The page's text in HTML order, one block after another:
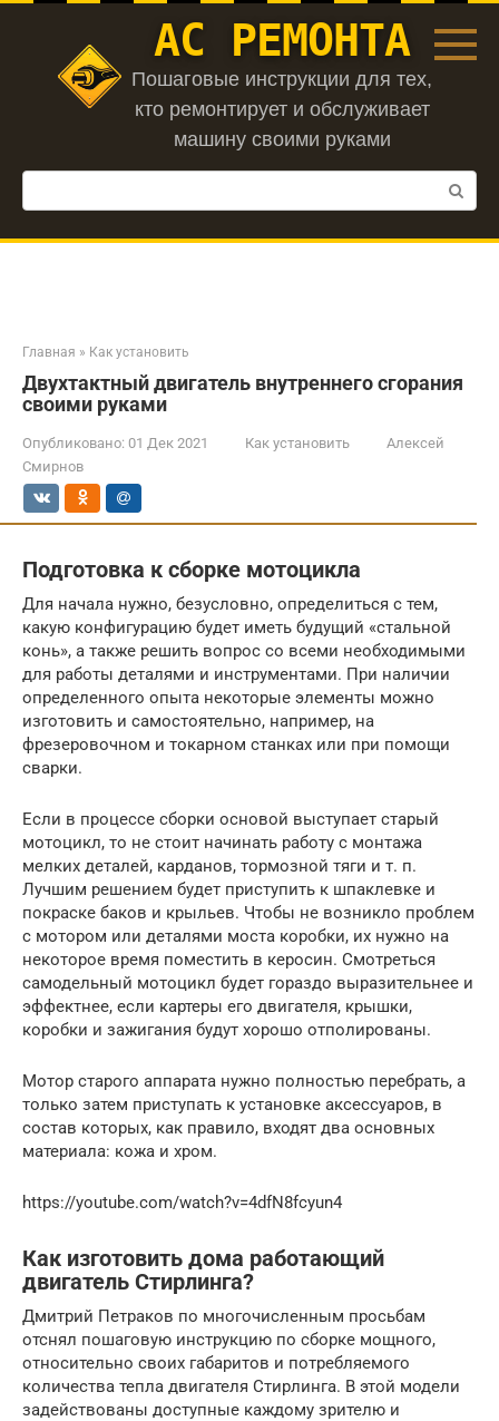
Перейти
АС РЕМОНТА
Пошаговые инструкции для тех,
кто ремонтирует и обслуживает
машину своими руками
Поиск:
Главная » Как установить
Двухтактный двигатель внутреннего сгорания
своими руками
Опубликовано: 01 Дек 2021 Как установить
Алексей
Смирнов
Подготовка к сборке мотоцикла
Для начала нужно, безусловно, определиться с тем,
какую конфигурацию будет иметь будущий «стальной
конь», а также решить вопрос со всеми необходимыми
для работы деталями и инструментами. При наличии
определенного опыта некоторые элементы можно
изготовить и самостоятельно, например, на
фрезеровочном и токарном станках или при помощи
сварки.
Если в процессе сборки основой выступает старый
мотоцикл, то не стоит начинать работу с монтажа
мелких деталей, карданов, тормозной тяги и т. п.
Лучшим решением будет приступить к шпаклевке и
покраске баков и крыльев. Чтобы не возникло проблем
с мотором или деталями моста коробки, их нужно на
некоторое время поместить в керосин. Смотреться
самодельный мотоцикл будет гораздо выразительнее и
эффектнее, если картеры его двигателя, крышки,
коробки и зажигания будут хорошо отполированы.
Мотор старого аппарата нужно полностью перебрать, а
только затем приступать к установке аксессуаров, в
состав которых, как правило, входят два основных
материала: кожа и хром.
https://youtube.com/watch?v=4dfN8fcyun4
Как изготовить дома работающий
двигатель Стирлинга?
Дмитрий Петраков по многочисленным просьбам
отснял пошаговую инструкцию по сборке мощного,
относительно своих габаритов и потребляемого
количества тепла двигателя Стирлинга. В этой модели
задействованы доступные каждому зрителю и